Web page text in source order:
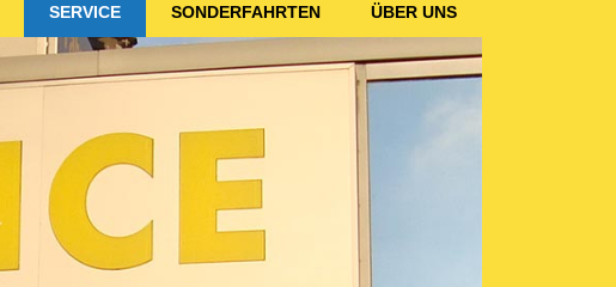
SERVICE SONDERFAHRTEN ÜBER UNS